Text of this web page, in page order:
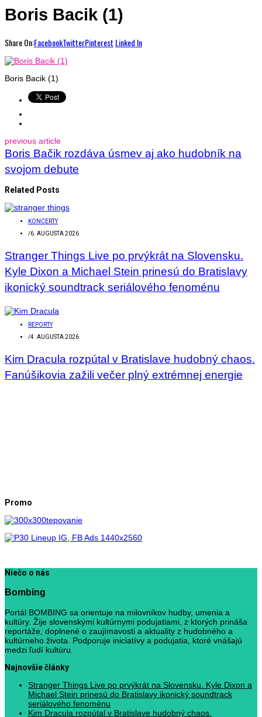
Boris Bacik (1)
Share On:FacebookTwitterPinterest Linked In
Boris Bacik (1)
previous article
Boris Bačik rozdáva úsmev aj ako hudobník na
svojom debute
Related Posts
KONCERTY
/6. AUGUSTA 2026
Stranger Things Live po prvýkrát na Slovensku.
Kyle Dixon a Michael Stein prinesú do Bratislavy
ikonický soundtrack seriálového fenoménu
REPORTY
/4. AUGUSTA 2026
Kim Dracula rozpútal v Bratislave hudobný chaos.
Fanúšikovia zažili večer plný extrémnej energie
Promo
Niečo o nás
Bombing
Portál BOMBING sa orientuje na milovníkov hudby, umenia a
kultúry. Žije slovenskými kultúrnymi podujatiami, z ktorých prináša
reportáže, doplnené o zaujímavosti a aktuality z hudobného a
kultúrneho života. Podporuje iniciatívy a podujatia, ktoré vnášajú
medzi ľudí kultúru.
Najnovšie články
Stranger Things Live po prvýkrát na Slovensku. Kyle Dixon a
Michael Stein prinesú do Bratislavy ikonický soundtrack
seriálového fenoménu
Kim Dracula rozpútal v Bratislave hudobný chaos.